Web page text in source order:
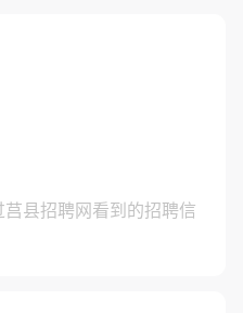
县招聘网看到的招聘信